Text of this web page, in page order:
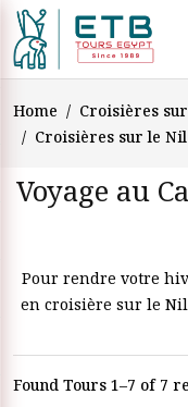
Home
Croisières
Croisières sur le
Voyage au
Pour rendre votre
en croisière sur le
de Louxor à
une véritable
Found Tours 1–7 of 7